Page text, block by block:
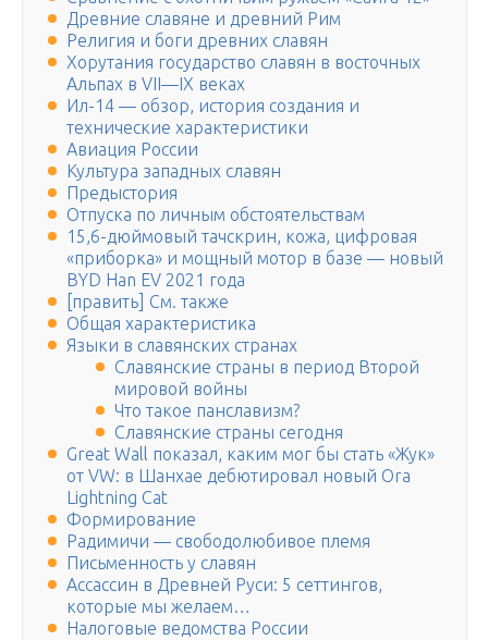
Древние славяне и древний Рим
Религия и боги древних славян
Хорутания государство славян в восточных
Альпах в VII—IX веках
Ил-14 — обзор, история создания и
технические характеристики
Авиация России
Культура западных славян
Предыстория
Отпуска по личным обстоятельствам
15,6-дюймовый тачскрин, кожа, цифровая
«приборка» и мощный мотор в базе — новый
BYD Han EV 2021 года
[править] См. также
Общая характеристика
Языки в славянских странах
Славянские страны в период Второй
мировой войны
Что такое панславизм?
Славянские страны сегодня
Great Wall показал, каким мог бы стать «Жук»
от VW: в Шанхае дебютировал новый Ora
Lightning Cat
Формирование
Радимичи — свободолюбивое племя
Письменность у славян
Ассассин в Древней Руси: 5 сеттингов,
которые мы желаем…
Налоговые ведомства России